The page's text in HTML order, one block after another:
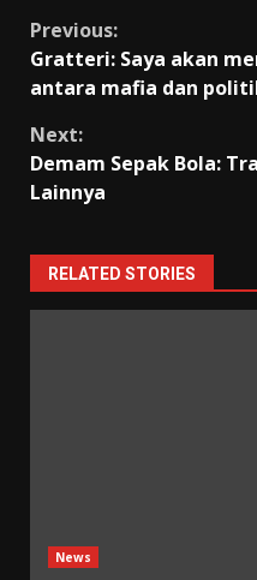
Continue
Reading
Previous:
Gratteri: Saya akan
antara mafia dan
Next:
Demam Sepak Bola:
Lainnya
RELATED STORIES
News